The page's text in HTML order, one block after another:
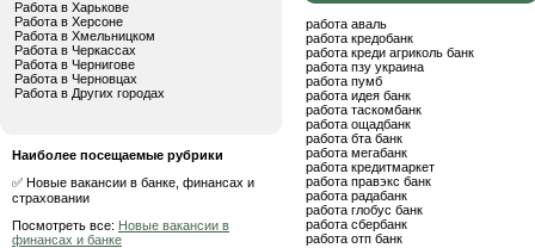
Работа в Харькове
Работа в Херсоне
Работа в Хмельницком
Работа в Черкассах
Работа в Чернигове
Работа в Черновцах
Работа в Других городах
Наиболее посещаемые рубрики
✅ Новые вакансии в банке, финансах и
страховании
Посмотреть все: Новые вакансии в
финансах и банке
работа аваль
работа кредобанк
работа креди агриколь банк
работа пзу украина
работа пумб
работа идея банк
работа таскомбанк
работа ощадбанк
работа бта банк
работа мегабанк
работа кредитмаркет
работа правэкс банк
работа радабанк
работа глобус банк
работа сбербанк
работа отп банк